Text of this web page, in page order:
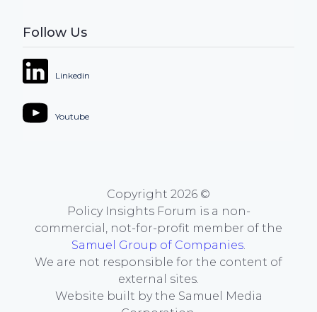
Follow Us
Linkedin
Youtube
Copyright 2026 ©
Policy Insights Forum is a non-
commercial, not-for-profit member of the
Samuel Group of Companies.
We are not responsible for the content of
external sites.
Website built by the Samuel Media